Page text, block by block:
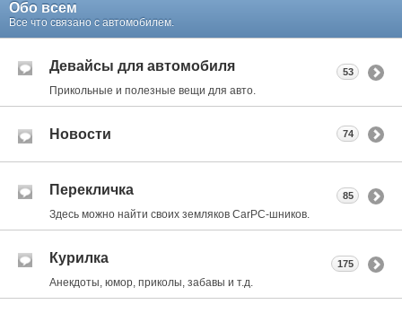
Обо всем
Все что связано с автомобилем.
Девайсы для автомобиля
Прикольные и полезные вещи для авто.
53
Новости 74
Перекличка
Здесь можно найти своих земляков CarPC-шников.
85
Курилка
Анекдоты, юмор, приколы, забавы и т.д.
175